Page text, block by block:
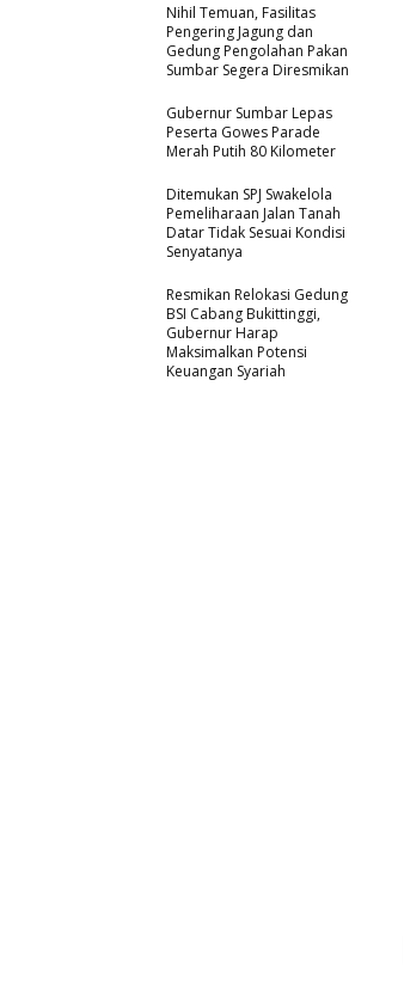
Nihil Temuan, Fasilitas
Pengering Jagung dan
Gedung Pengolahan Pakan
Sumbar Segera Diresmikan
Gubernur Sumbar Lepas
Peserta Gowes Parade
Merah Putih 80 Kilometer
Ditemukan SPJ Swakelola
Pemeliharaan Jalan Tanah
Datar Tidak Sesuai Kondisi
Senyatanya
Resmikan Relokasi Gedung
BSI Cabang Bukittinggi,
Gubernur Harap
Maksimalkan Potensi
Keuangan Syariah